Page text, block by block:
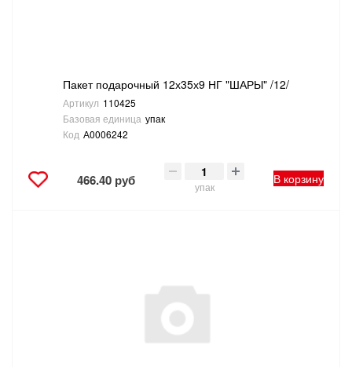
Пакет подарочный 12х35х9 НГ "ШАРЫ" /12/
Артикул 110425
Базовая единица упак
Код А0006242
466.40 руб упак
В корзину